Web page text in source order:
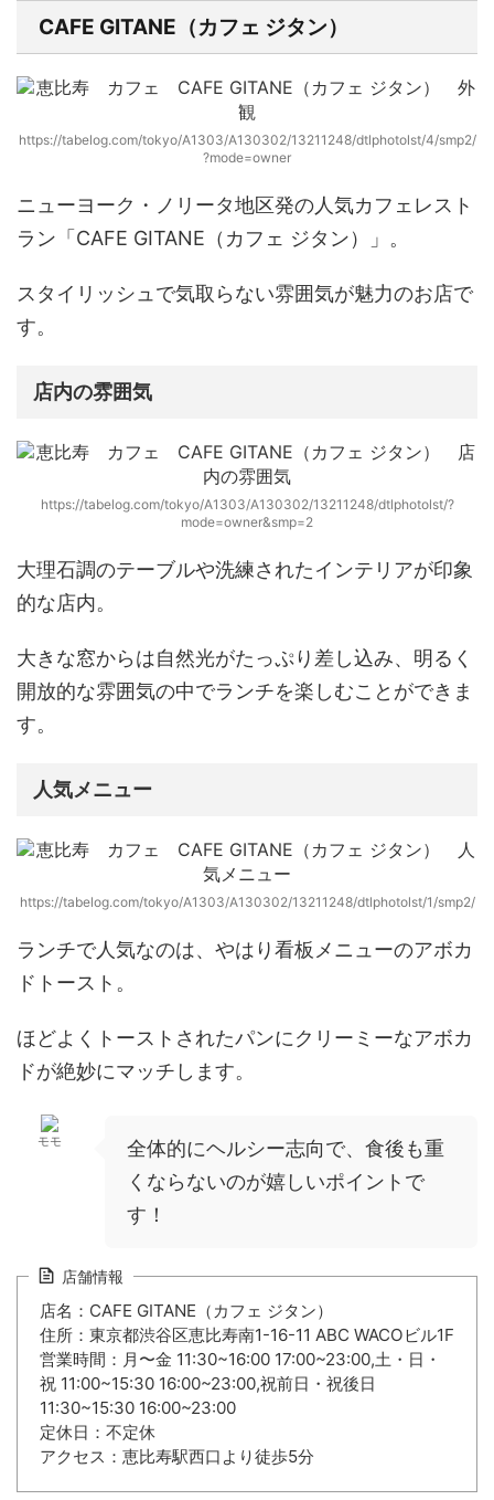
CAFE GITANE（カフェ ジタン）
https://tabelog.com/tokyo/A1303/A130302/13211248/dtlphotolst/4/smp2/
?mode=owner
ニューヨーク・ノリータ地区発の人気カフェレスト
ラン 「CAFE GITANE（カフェ ジタン）」 。
スタイリッシュで気取らない雰囲気が魅力のお店で
す。
店内の雰囲気
https://tabelog.com/tokyo/A1303/A130302/13211248/dtlphotolst/?
mode=owner&smp=2
大理石調のテーブルや洗練されたインテリアが印象
的な店内。
大きな窓からは自然光がたっぷり差し込み、明るく
開放的な雰囲気の中でランチを楽しむことができま
す。
人気メニュー
https://tabelog.com/tokyo/A1303/A130302/13211248/dtlphotolst/1/smp2/
ランチで人気なのは、やはり看板メニューのアボカ
ドトースト 。
ほどよくトーストされたパンにクリーミーなアボカ
ドが絶妙にマッチします。
モモ
全体的にヘルシー志向で、食後も重
くならないのが嬉しいポイントで
す！
店舗情報
店名：CAFE GITANE（カフェ ジタン）
住所：東京都渋谷区恵比寿南1-16-11 ABC WACOビル1F
営業時間：月〜金 11:30~16:00 17:00~23:00,土・日・
祝 11:00~15:30 16:00~23:00,祝前日・祝後日
11:30~15:30 16:00~23:00
定休日：不定休
アクセス：恵比寿駅西口より徒歩5分